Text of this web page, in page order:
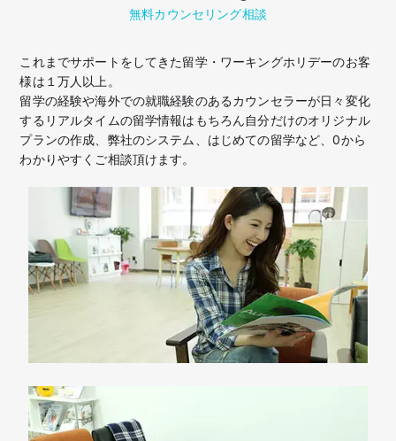
無料カウンセリング相談
これまでサポートをしてきた留学・ワーキングホリデーのお客
様は１万人以上。
留学の経験や海外での就職経験のあるカウンセラーが日々変化
するリアルタイムの留学情報はもちろん自分だけのオリジナル
プランの作成、弊社のシステム、はじめての留学など、0から
わかりやすくご相談頂けます。